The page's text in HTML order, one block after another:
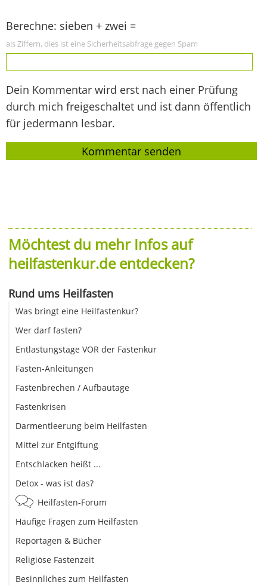
Berechne: sieben + zwei =
als Ziffern, dies ist eine Sicherheitsabfrage gegen Spam
Dein Kommentar wird erst nach einer Prüfung
durch mich freigeschaltet und ist dann öffentlich
für jedermann lesbar.
Möchtest du mehr Infos auf
heilfastenkur.de entdecken?
Rund ums Heilfasten
Was bringt eine Heilfastenkur?
Wer darf fasten?
Entlastungstage VOR der Fastenkur
Fasten-Anleitungen
Fastenbrechen / Aufbautage
Fastenkrisen
Darmentleerung beim Heilfasten
Mittel zur Entgiftung
Entschlacken heißt ...
Detox - was ist das?
Heilfasten-Forum
Häufige Fragen zum Heilfasten
Reportagen & Bücher
Religiöse Fastenzeit
Besinnliches zum Heilfasten